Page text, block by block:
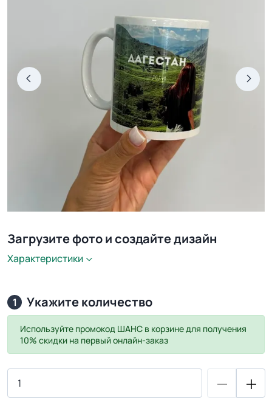
Загрузите фото и создайте дизайн
Характеристики
1 Укажите количество
Используйте промокод ШАНС в корзине для получения
10% скидки на первый онлайн-заказ